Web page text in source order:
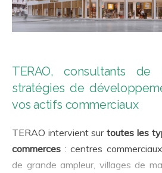
TERAO, consultants
stratégies de
vos actifs commerciaux
TERAO intervient sur toutes les
commerces : centres
de grande ampleur, villages de